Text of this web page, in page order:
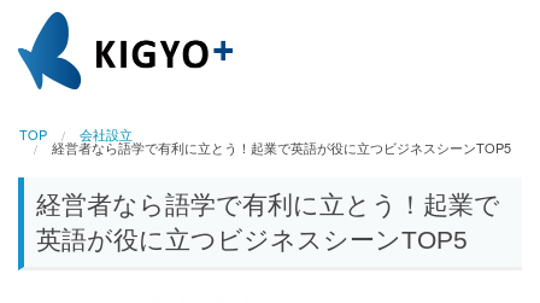
TOP 会社設立
経営者なら語学で有利に立とう！起業で英語が役に立つビジネスシーンTOP5
経営者なら語学で有利に立とう！起業で
英語が役に立つビジネスシーンTOP5